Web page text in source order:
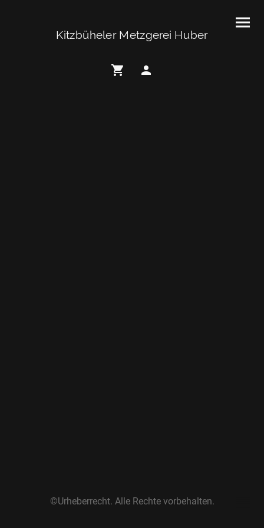
Kitzbüheler Metzgerei Huber
©Urheberrecht. Alle Rechte vorbehalten.